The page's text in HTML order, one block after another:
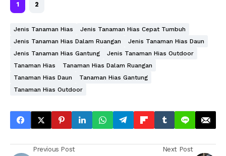
1 2
Jenis Tanaman Hias
Jenis Tanaman Hias Cepat Tumbuh
Jenis Tanaman Hias Dalam Ruangan
Jenis Tanaman Hias Daun
Jenis Tanaman Hias Gantung
Jenis Tanaman Hias Outdoor
Tanaman Hias
Tanaman Hias Dalam Ruangan
Tanaman Hias Daun
Tanaman Hias Gantung
Tanaman Hias Outdoor
Previous Post Next Post